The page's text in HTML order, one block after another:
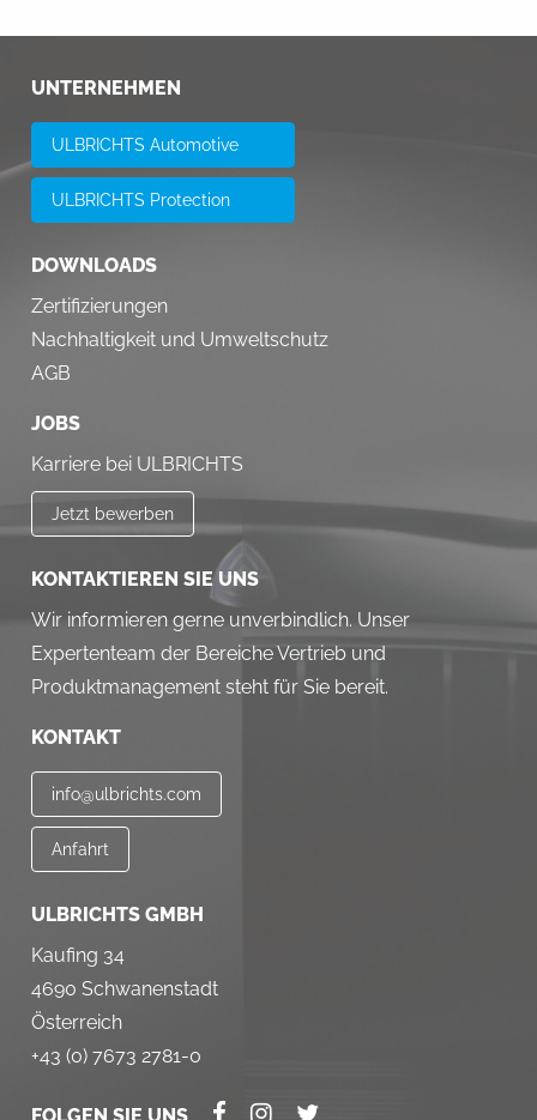
UNTERNEHMEN
ULBRICHTS Automotive
ULBRICHTS Protection
DOWNLOADS
Zertifizierungen
Nachhaltigkeit und Umweltschutz
AGB
JOBS
Karriere bei ULBRICHTS
Jetzt bewerben
KONTAKTIEREN SIE UNS
Wir informieren gerne unverbindlich. Unser
Expertenteam der Bereiche Vertrieb und
Produktmanagement steht für Sie bereit.
KONTAKT
info@ulbrichts.com
Anfahrt
ULBRICHTS GMBH
Kaufing 34
4690 Schwanenstadt
Österreich
+43 (0) 7673 2781-0